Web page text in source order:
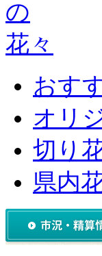
おす
オリ
切り
県内